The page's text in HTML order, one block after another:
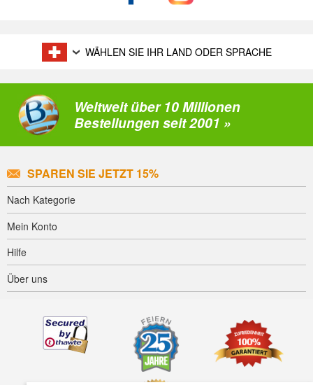
WÄHLEN SIE IHR LAND ODER SPRACHE
Weltweit über 10 Millionen
Bestellungen seit 2001 »
SPAREN SIE JETZT 15%
Nach Kategorie
Mein Konto
Hilfe
Über uns